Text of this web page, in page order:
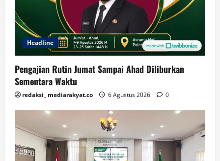
Headline
Pengajian Rutin Jumat Sampai Ahad Diliburkan
Sementara Waktu
redaksi_ mediarakyat.co 6 Agustus 2026 0